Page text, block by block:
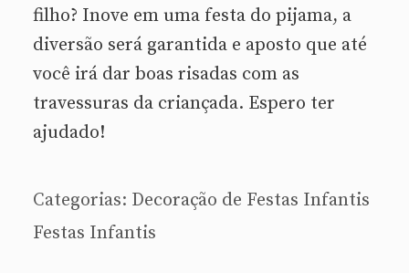
filho? Inove em uma festa do pijama, a
diversão será garantida e aposto que até
você irá dar boas risadas com as
travessuras da criançada. Espero ter
ajudado!
Categorias: Decoração de Festas Infantis
Festas Infantis